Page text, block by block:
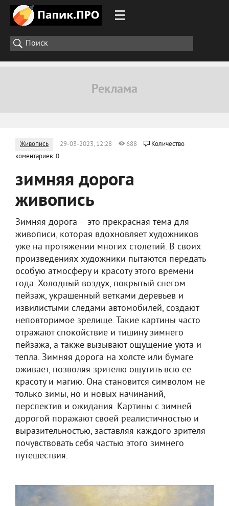
Живопись 29-03-2023, 12:28 688
Количество
коментариев: 0
зимняя дорога
живопись
Зимняя дорога – это прекрасная тема для
живописи, которая вдохновляет художников
уже на протяжении многих столетий. В своих
произведениях художники пытаются передать
особую атмосферу и красоту этого времени
года. Холодный воздух, покрытый снегом
пейзаж, украшенный ветками деревьев и
извилистыми следами автомобилей, создают
неповторимое зрелище. Такие картины часто
отражают спокойствие и тишину зимнего
пейзажа, а также вызывают ощущение уюта и
тепла. Зимняя дорога на холсте или бумаге
оживает, позволяя зрителю ощутить всю ее
красоту и магию. Она становится символом не
только зимы, но и новых начинаний,
перспектив и ожидания. Картины с зимней
дорогой поражают своей реалистичностью и
выразительностью, заставляя каждого зрителя
почувствовать себя частью этого зимнего
путешествия.